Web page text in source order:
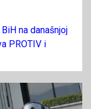
na današnjoj
PROTIV i